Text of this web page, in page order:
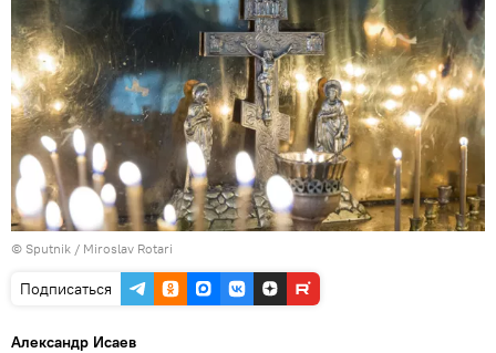
© Sputnik / Miroslav Rotari
Подписаться
Александр Исаев